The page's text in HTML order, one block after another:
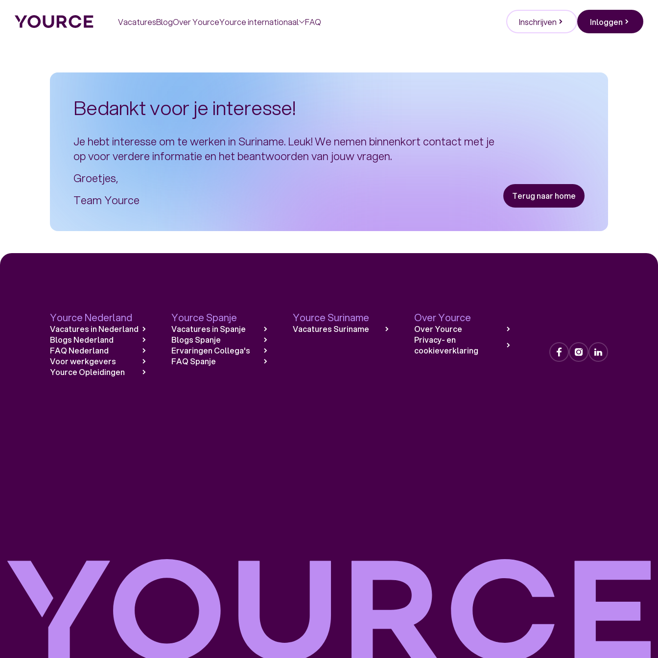
VacaturesBlogOver YourceYource internationaal FAQ Inschrijven Inloggen
Bedankt voor je interesse!
Je hebt interesse om te werken in Suriname. Leuk! We nemen binnenkort contact met je
op voor verdere informatie en het beantwoorden van jouw vragen.
Groetjes,
Team Yource
Terug naar home
Yource Nederland
Vacatures in Nederland
Blogs Nederland
FAQ Nederland
Voor werkgevers
Yource Opleidingen
Yource Spanje
Vacatures in Spanje
Blogs Spanje
Ervaringen Collega's
FAQ Spanje
Yource Suriname
Vacatures Suriname
Over Yource
Over Yource
Privacy- en
cookieverklaring